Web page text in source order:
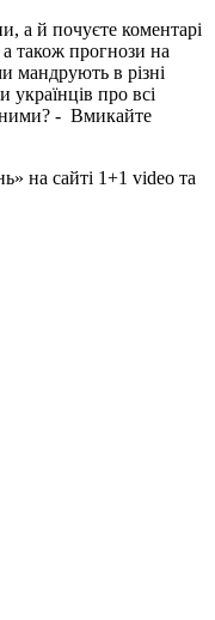
а й почуєте коментарі
також прогнози на
мандрують в різні
українців про всі
- Вмикайте
на сайті 1+1 video та